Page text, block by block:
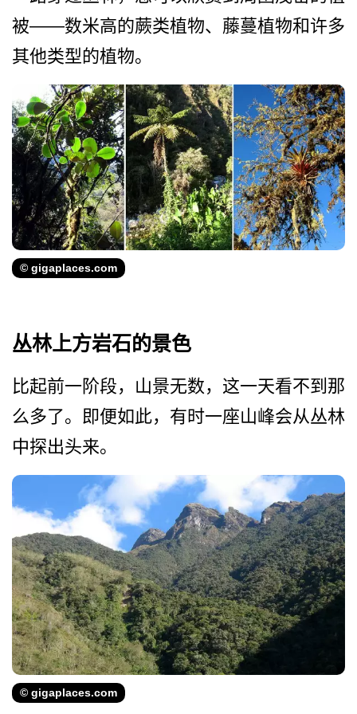
被——数米高的蕨类植物、藤蔓植物­和许多
其他类型的植物。
© gigaplaces.com
丛林上方岩石的景色
比起前一阶段，山景无数，这­一天看不到那
么多了。即便如此，有时一座山峰会从丛­林
中探出头来。
© gigaplaces.com